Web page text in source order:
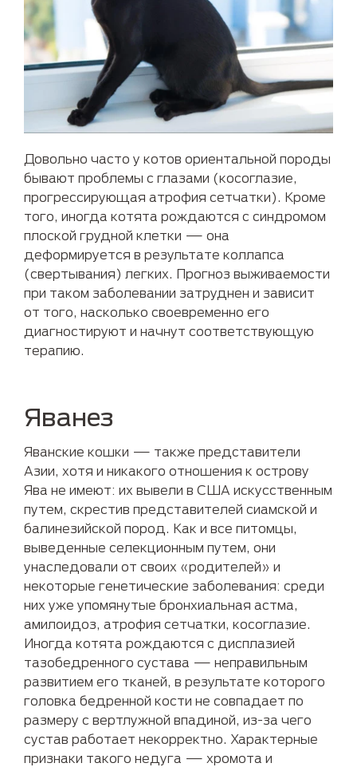
Довольно часто у котов ориентальной породы
бывают проблемы с глазами (косоглазие,
прогрессирующая атрофия сетчатки). Кроме
того, иногда котята рождаются с синдромом
плоской грудной клетки — она
деформируется в результате коллапса
(свертывания) легких. Прогноз выживаемости
при таком заболевании затруднен и зависит
от того, насколько своевременно его
диагностируют и начнут соответствующую
терапию.
Яванез
Яванские кошки — также представители
Азии, хотя и никакого отношения к острову
Ява не имеют: их вывели в США искусственным
путем, скрестив представителей сиамской и
балинезийской пород. Как и все питомцы,
выведенные селекционным путем, они
унаследовали от своих «родителей» и
некоторые генетические заболевания: среди
них уже упомянутые бронхиальная астма,
амилоидоз, атрофия сетчатки, косоглазие.
Иногда котята рождаются с дисплазией
тазобедренного сустава — неправильным
развитием его тканей, в результате которого
головка бедренной кости не совпадает по
размеру с вертлужной впадиной, из-за чего
сустав работает некорректно. Характерные
признаки такого недуга — хромота и